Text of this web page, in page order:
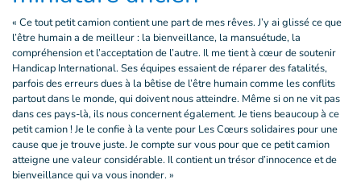
« Ce tout petit camion contient une part de mes rêves. J’y ai glissé ce que
l’être humain a de meilleur : la bienveillance, la mansuétude, la
compréhension et l’acceptation de l’autre. Il me tient à cœur de soutenir
Handicap International. Ses équipes essaient de réparer des fatalités,
parfois des erreurs dues à la bêtise de l’être humain comme les conflits
partout dans le monde, qui doivent nous atteindre. Même si on ne vit pas
dans ces pays-là, ils nous concernent également. Je tiens beaucoup à ce
petit camion ! Je le confie à la vente pour Les Cœurs solidaires pour une
cause que je trouve juste. Je compte sur vous pour que ce petit camion
atteigne une valeur considérable. Il contient un trésor d’innocence et de
bienveillance qui va vous inonder. »